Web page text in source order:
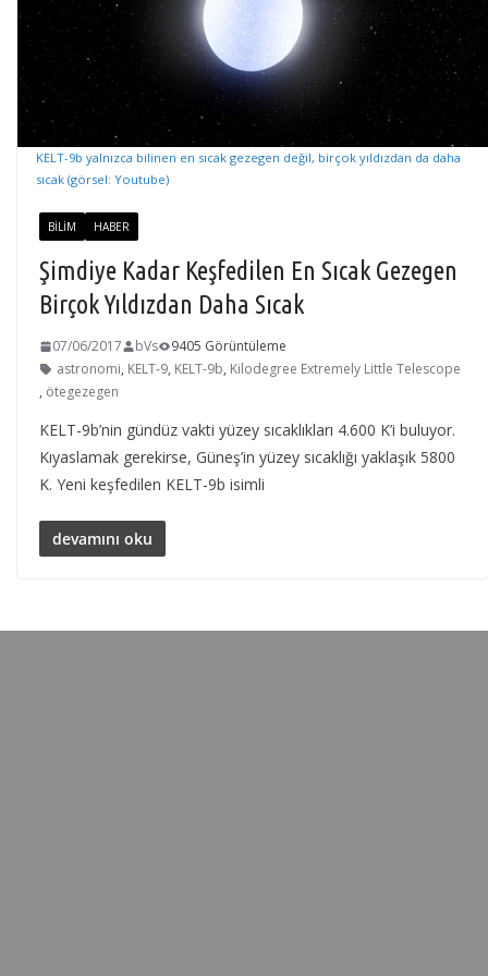
KELT-9b yalnızca bilinen en sıcak gezegen değil, birçok yıldızdan da daha
sıcak (görsel: Youtube)
BILIM HABER
Şimdiye Kadar Keşfedilen En Sıcak Gezegen
Birçok Yıldızdan Daha Sıcak
07/06/2017 bVs
9405 Görüntüleme
astronomi, KELT-9, KELT-9b, Kilodegree Extremely Little Telescope
, ötegezegen
KELT-9b’nin gündüz vakti yüzey sıcaklıkları 4.600 K’i buluyor.
Kıyaslamak gerekirse, Güneş’in yüzey sıcaklığı yaklaşık 5800
K. Yeni keşfedilen KELT-9b isimli
devamını oku